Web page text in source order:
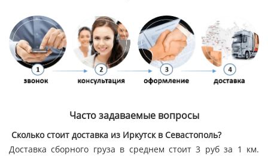
Часто задаваемые вопросы
Сколько стоит доставка из Иркутск в Севастополь?
Доставка сборного груза в среднем стоит 3 руб за 1 км.